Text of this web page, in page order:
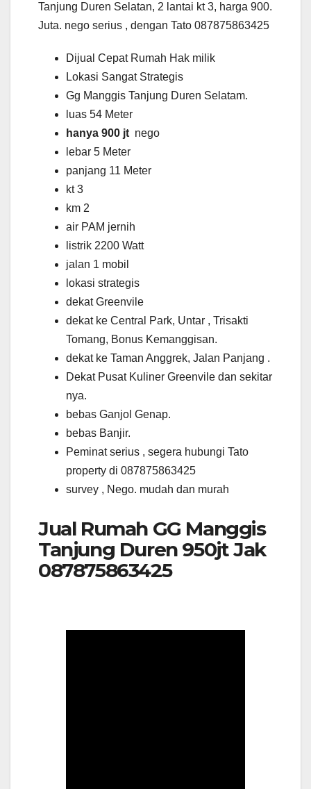
Tanjung Duren Selatan, 2 lantai kt 3, harga 900.
Juta. nego serius , dengan Tato 087875863425
Dijual Cepat Rumah Hak milik
Lokasi Sangat Strategis
Gg Manggis Tanjung Duren Selatam.
luas 54 Meter
hanya 900 jt nego
lebar 5 Meter
panjang 11 Meter
kt 3
km 2
air PAM jernih
listrik 2200 Watt
jalan 1 mobil
lokasi strategis
dekat Greenvile
dekat ke Central Park, Untar , Trisakti
Tomang, Bonus Kemanggisan.
dekat ke Taman Anggrek, Jalan Panjang .
Dekat Pusat Kuliner Greenvile dan sekitar
nya.
bebas Ganjol Genap.
bebas Banjir.
Peminat serius , segera hubungi Tato
property di 087875863425
survey , Nego. mudah dan murah
Jual Rumah GG Manggis
Tanjung Duren 950jt Jak
087875863425